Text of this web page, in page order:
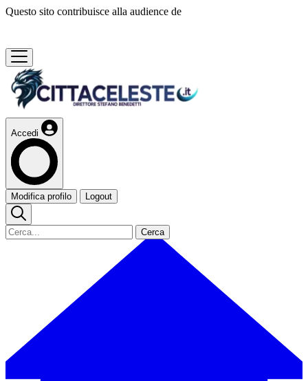
Questo sito contribuisce alla audience de
Accedi
Modifica profilo Logout
Cerca